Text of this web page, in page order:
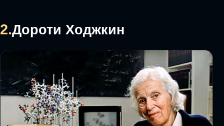
2.Дороти Ходжкин